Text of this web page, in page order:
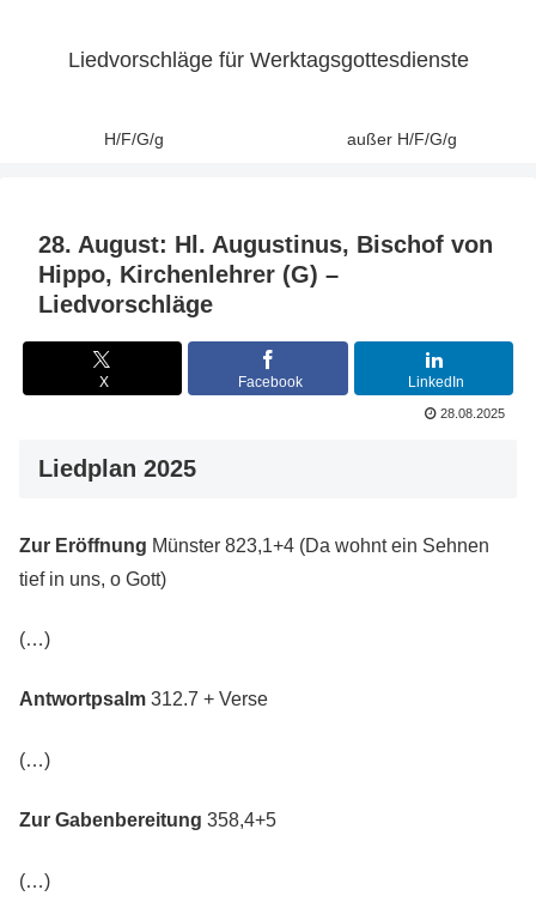
Liedvorschläge für Werktagsgottesdienste
H/F/G/g außer H/F/G/g
28. August: Hl. Augustinus, Bischof von
Hippo, Kirchenlehrer (G) –
Liedvorschläge
X Facebook LinkedIn
28.08.2025
Liedplan 2025
Zur Eröffnung Münster 823,1+4 (Da wohnt ein Sehnen
tief in uns, o Gott)
(…)
Antwortpsalm 312.7 + Verse
(…)
Zur Gabenbereitung 358,4+5
(…)